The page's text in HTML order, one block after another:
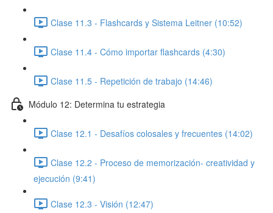
Clase 11.3 - Flashcards y Sistema Leitner (10:52)
Clase 11.4 - Cómo importar flashcards (4:30)
Clase 11.5 - Repetición de trabajo (14:46)
Módulo 12: Determina tu estrategia
Clase 12.1 - Desafíos colosales y frecuentes (14:02)
Clase 12.2 - Proceso de memorización- creatividad y
ejecución (9:41)
Clase 12.3 - Visión (12:47)